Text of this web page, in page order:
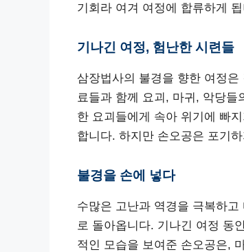
기회라 여겨 여정에 합류하게
기나긴 여정, 험난한 시련들
삼장법사의 불경을 향한 여정
료들과 함께 요괴, 마귀, 악당
한 요괴들에게 속아 위기에 빠
합니다. 하지만 손오공은 포기
불경을 손에 넣다
수많은 고난과 역경을 극복하
로 돌아옵니다. 기나긴 여정 동
적인 모습을 보여준 손오공은,